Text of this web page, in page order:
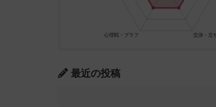
最近の投稿